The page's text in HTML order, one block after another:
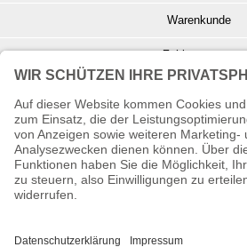
Warenkunde
Zahlungsarten
Info zu Elektro- u.
Batterieentsorgung
Informationen zur Echtheit von